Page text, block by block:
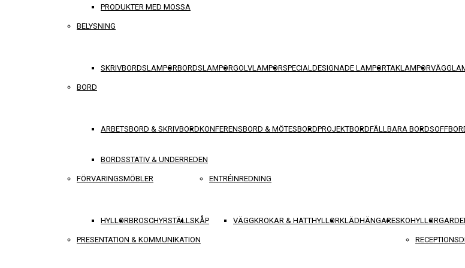
PRODUKTER MED MOSSA
BELYSNING
SKRIVBORDSLAMPORBORDSLAMPORGOLVLAMPORSPECIALDESIGNADE LAMPORTAKLAMPOR
BORD
ARBETSBORD & SKRIVBORDKONFERENSBORD & MÖTESBORDPROJEKTBORDFÄLLBARA BORD
BORDSSTATIV & UNDERREDEN
FÖRVARINGSMÖBLER
HYLLORBROSCHYRSTÄLLSKÅP
ENTRÉINREDNING
VÄGGKROKAR & HATTHYLLORKLÄDHÄNGARESKOHYLLOR
PRESENTATION & KOMMUNIKATION